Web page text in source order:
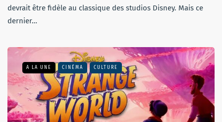
devrait être fidèle au classique des studios Disney. Mais ce
dernier…
A LA UNE CINÉMA CULTURE